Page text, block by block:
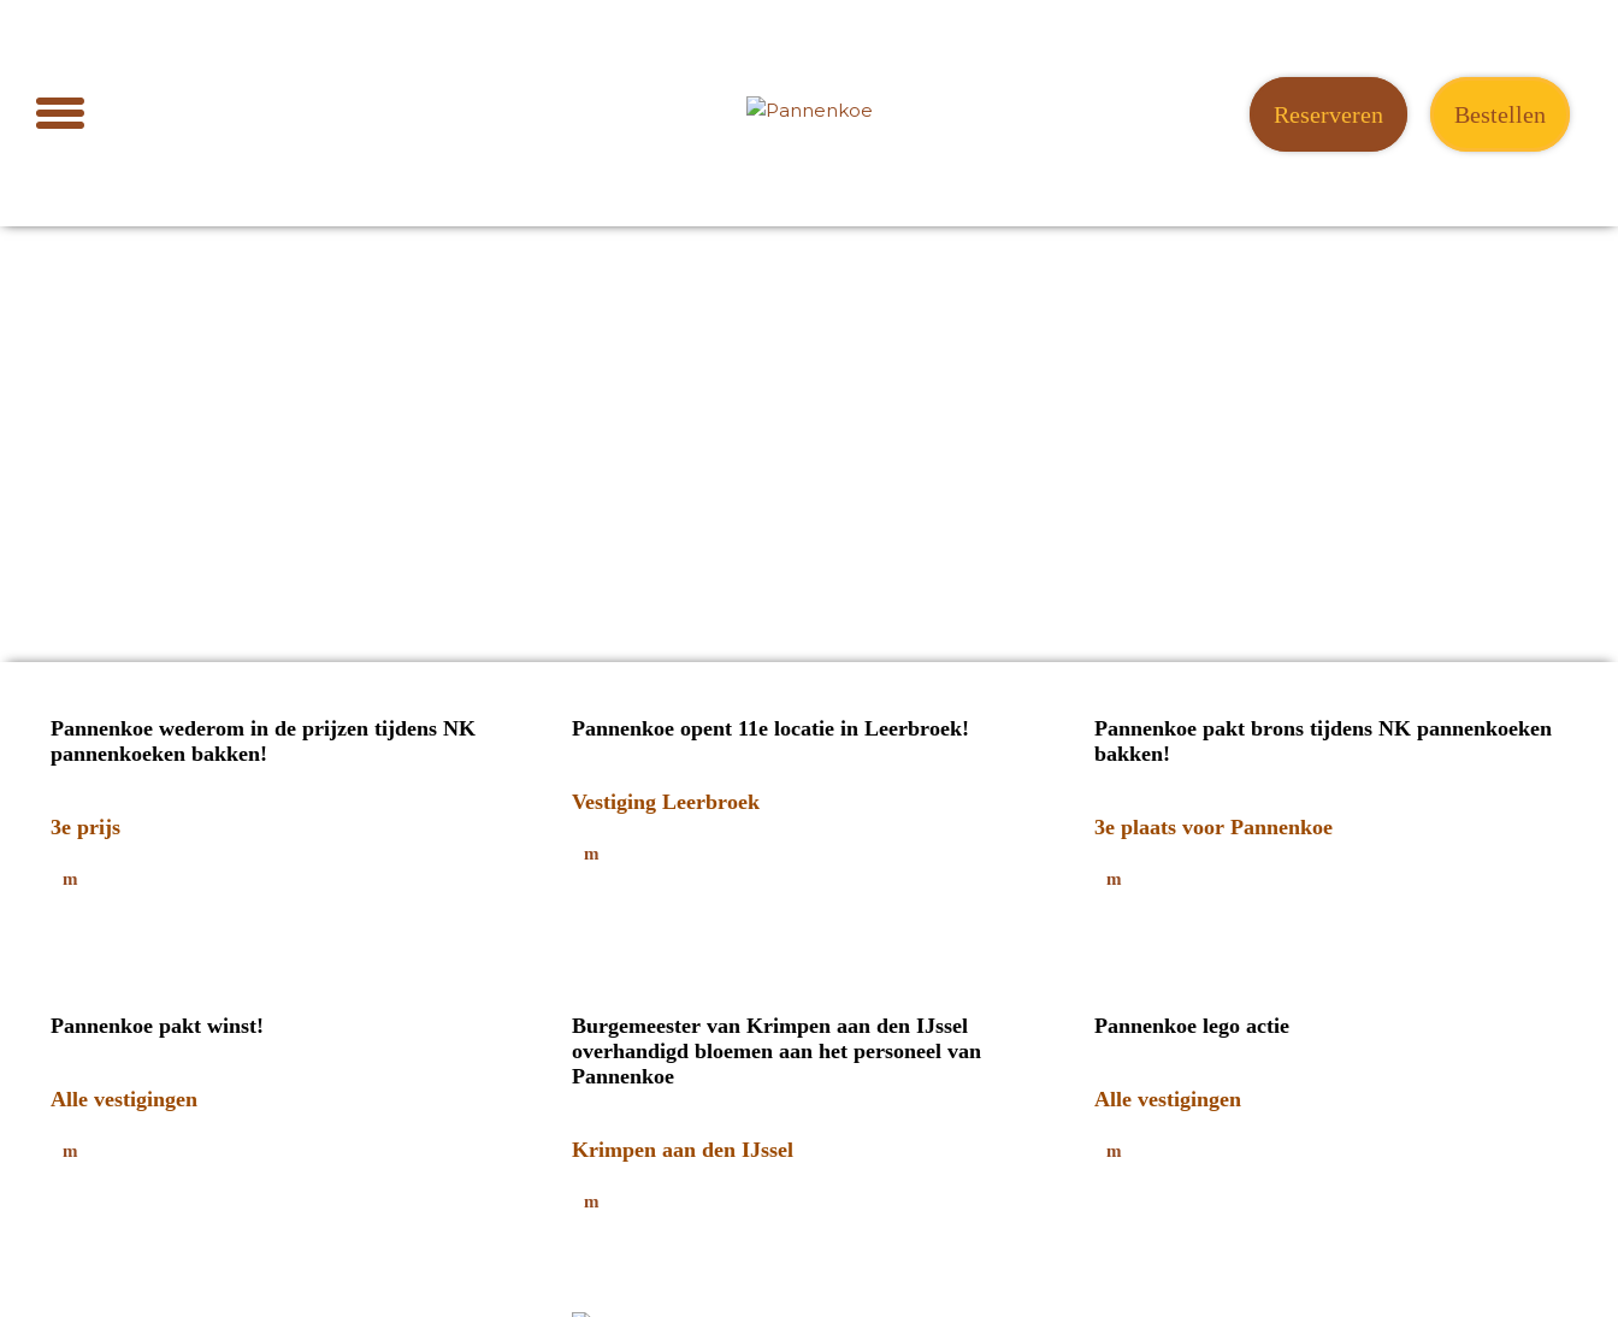
Reserveren Bestellen
Pannenkoe wederom in de prijzen tijdens NK
pannenkoeken bakken!
3e prijs
Pannenkoe opent 11e locatie in Leerbroek!
Vestiging Leerbroek
Pannenkoe pakt brons tijdens NK pannenkoeken
bakken!
3e plaats voor Pannenkoe
Pannenkoe pakt winst!
Alle vestigingen
Burgemeester van Krimpen aan den IJssel
overhandigd bloemen aan het personeel van
Pannenkoe
Krimpen aan den IJssel
Pannenkoe lego actie
Alle vestigingen